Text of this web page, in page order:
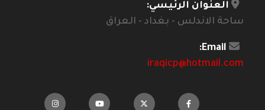
العنوان الرئيسي:
ساحة الاندلس - بغداد - العراق
Email:
iraqicp@hotmail.com